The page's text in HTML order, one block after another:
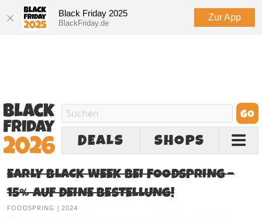
Black Friday 2025
BlackFriday.de
Zur App
DEALS SHOPS
EARLY BLACK WEEK BEI FOODSPRING –
15% AUF DEINE BESTELLUNG!
FOODSPRING | 2024